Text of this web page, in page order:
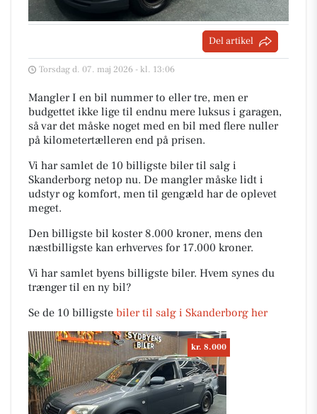
Del artikel
Torsdag d. 07. maj 2026 - kl. 13:06
Mangler I en bil nummer to eller tre, men er
budgettet ikke lige til endnu mere luksus i garagen,
så var det måske noget med en bil med flere nuller
på kilometertælleren end på prisen.
Vi har samlet de 10 billigste biler til salg i
Skanderborg netop nu. De mangler måske lidt i
udstyr og komfort, men til gengæld har de oplevet
meget.
Den billigste bil koster 8.000 kroner, mens den
næstbilligste kan erhverves for 17.000 kroner.
Vi har samlet byens billigste biler. Hvem synes du
trænger til en ny bil?
Se de 10 billigste biler til salg i Skanderborg her
kr. 8.000